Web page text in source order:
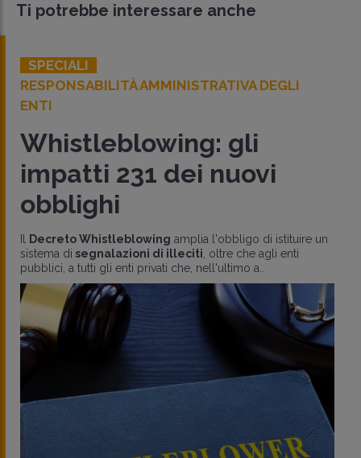
Ti potrebbe interessare anche
SPECIALI
RESPONSABILITÀ AMMINISTRATIVA DEGLI
ENTI
Whistleblowing: gli
impatti 231 dei nuovi
obblighi
Il Decreto Whistleblowing amplia l'obbligo di istituire un
sistema di segnalazioni di illeciti, oltre che agli enti
pubblici, a tutti gli enti privati che, nell'ultimo a..